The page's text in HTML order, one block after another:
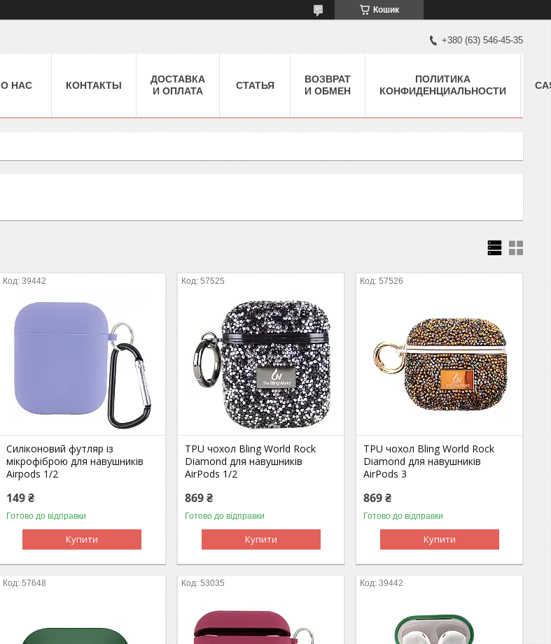
Кошик
+380 (63) 546-45-35
О НАС КОНТАКТЫ
ДОСТАВКА
И ОПЛАТА
СТАТЬЯ
ВОЗВРАТ
И ОБМЕН
ПОЛИТИКА
КОНФИДЕНЦИАЛЬНОСТИ
39442
Силіконовий футляр із
мікрофіброю для навушників
Airpods 1/2
149 ₴
Готово до відправки
Купити
57525
TPU чохол Bling World Rock
Diamond для навушників
AirPods 1/2
869 ₴
Готово до відправки
Купити
57526
TPU чохол Bling World Rock
Diamond для навушників
AirPods 3
869 ₴
Готово до відправки
Купити
57648 53035 39442